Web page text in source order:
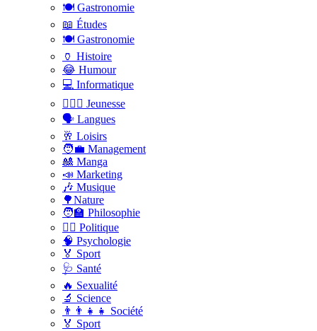
🍽️ Gastronomie
📖 Études
🍽️ Gastronomie
🏺 Histoire
😂 Humour
💻 Informatique
🤸🏽‍♀️ Jeunesse
🗣 Langues
🥂 Loisirs
🧑‍💼 Management
🎎 Manga
📣 Marketing
🎶 Musique
🌳Nature
🧑‍🏫 Philosophie
👨‍⚖️ Politique
🧠 Psychologie
🏅 Sport
🩺 Santé
🔥 Sexualité
🔬 Science
👨‍👨‍👧‍👧 Société
🏅 Sport